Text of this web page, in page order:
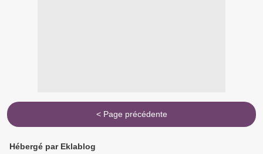
< Page précédente
Hébergé par Eklablog